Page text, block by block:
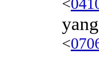
<